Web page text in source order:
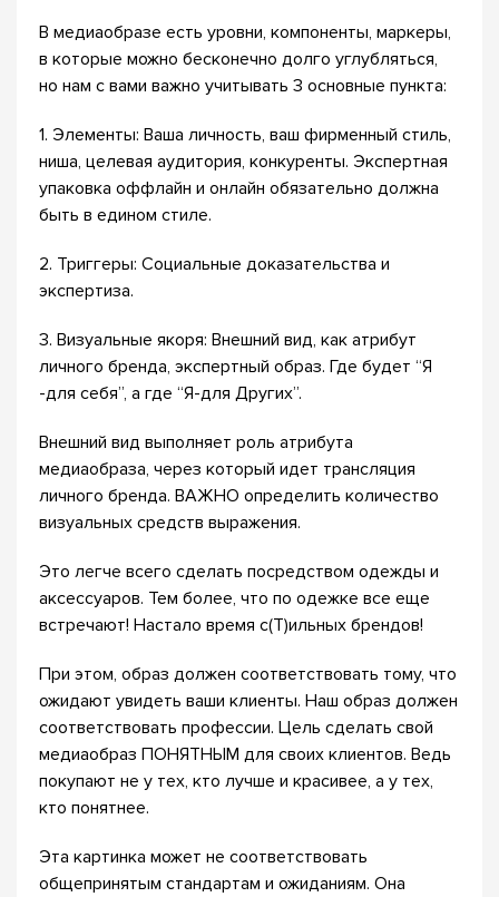
В медиаобразе есть уровни, компоненты, маркеры,
в которые можно бесконечно долго углубляться,
но нам с вами важно учитывать 3 основные пункта:
1. Элементы: Ваша личность, ваш фирменный стиль,
ниша, целевая аудитория, конкуренты. Экспертная
упаковка оффлайн и онлайн обязательно должна
быть в едином стиле.
2. Триггеры: Социальные доказательства и
экспертиза.
3. Визуальные якоря: Внешний вид, как атрибут
личного бренда, экспертный образ. Где будет “Я
-для себя”, а где “Я-для Других”.
Внешний вид выполняет роль атрибута
медиаобраза, через который идет трансляция
личного бренда. ВАЖНО определить количество
визуальных средств выражения. ⠀
Это легче всего сделать посредством одежды и
аксессуаров. Тем более, что по одежке все еще
встречают! Настало время с(Т)ильных брендов!
При этом, образ должен соответствовать тому, что
ожидают увидеть ваши клиенты. Наш образ должен
соответствовать профессии. Цель сделать свой
медиаобраз ПОНЯТНЫМ для своих клиентов. Ведь
покупают не у тех, кто лучше и красивее, а у тех,
кто понятнее. ⠀
Эта картинка может не соответствовать
общепринятым стандартам и ожиданиям. Она